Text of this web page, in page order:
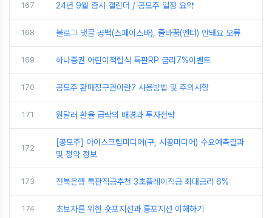
167 24년 9월 증시 캘린더 / 공모주 일정 요약
168 블로그 댓글 공백(스페이스바), 줄바꿈(엔터) 안돼요 오류
169 하나증권 어린이적립식 특판RP 금리7%이벤트
170 공모주 환매청구권이란? 사용방법 및 주의사항
171 원달러 환율 급락의 배경과 투자전략
172
[공모주] 아이스크림미디어(구, 시공미디어) 수요예측결과
및 청약 정보
173 전북은행 특판적금추천 3초플레이적금 최대금리 6%
174 초보자를 위한 숏포지션과 롱포지션 이해하기